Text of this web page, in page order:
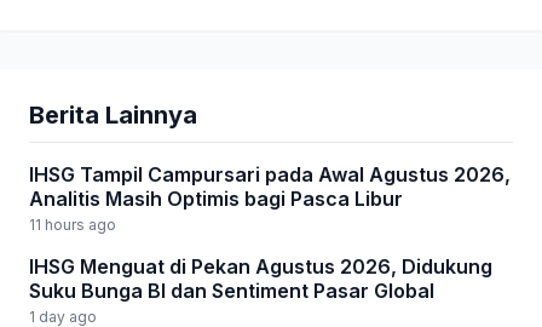
Berita Lainnya
IHSG Tampil Campursari pada Awal Agustus 2026,
Analitis Masih Optimis bagi Pasca Libur
11 hours ago
IHSG Menguat di Pekan Agustus 2026, Didukung
Suku Bunga BI dan Sentiment Pasar Global
1 day ago